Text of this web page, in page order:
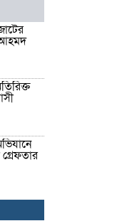
আহমদ